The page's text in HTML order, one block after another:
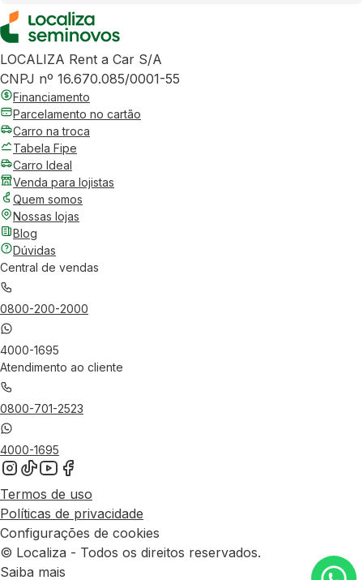
LOCALIZA Rent a Car S/A
CNPJ nº 16.670.085/0001-55
Financiamento
Parcelamento no cartão
Carro na troca
Tabela Fipe
Carro Ideal
Venda para lojistas
Quem somos
Nossas lojas
Blog
Dúvidas
Central de vendas
0800-200-2000
4000-1695
Atendimento ao cliente
0800-701-2523
4000-1695
Termos de uso
Políticas de privacidade
Configurações de cookies
© Localiza - Todos os direitos reservados.
Saiba mais